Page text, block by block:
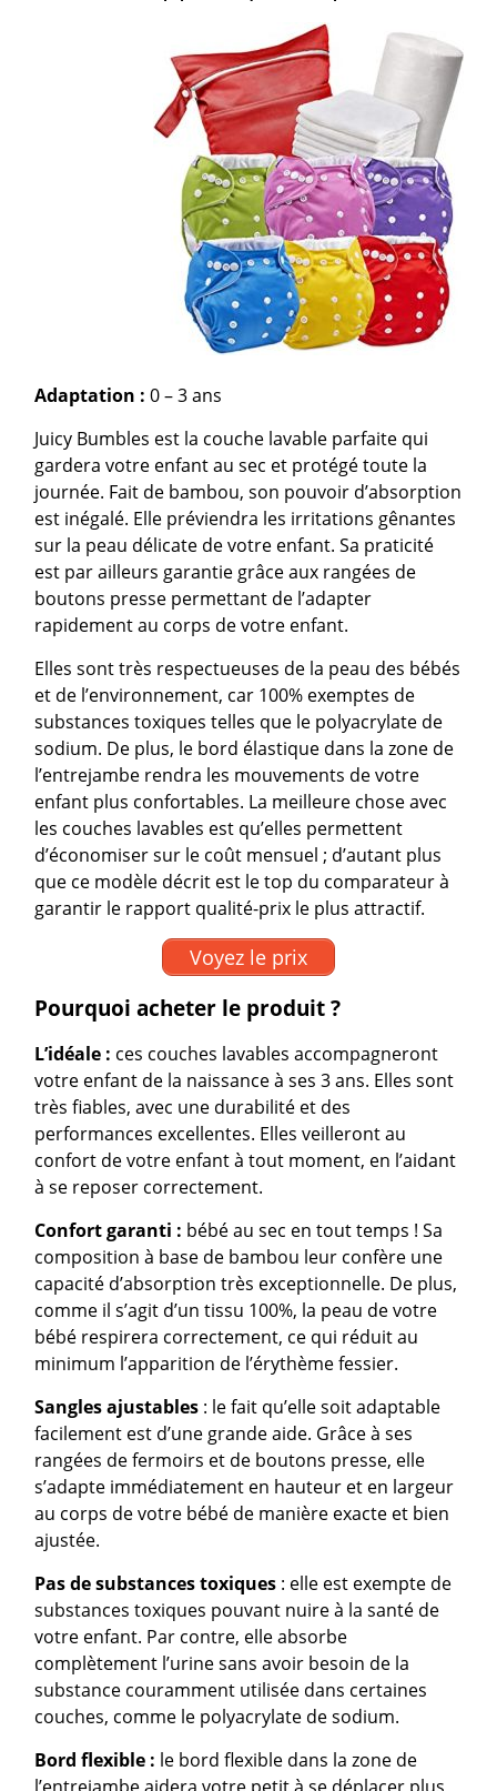
Adaptation : 0 – 3 ans
Juicy Bumbles est la couche lavable parfaite qui
gardera votre enfant au sec et protégé toute la
journée. Fait de bambou, son pouvoir d’absorption
est inégalé. Elle préviendra les irritations gênantes
sur la peau délicate de votre enfant. Sa praticité
est par ailleurs garantie grâce aux rangées de
boutons presse permettant de l’adapter
rapidement au corps de votre enfant.
Elles sont très respectueuses de la peau des bébés
et de l’environnement, car 100% exemptes de
substances toxiques telles que le polyacrylate de
sodium. De plus, le bord élastique dans la zone de
l’entrejambe rendra les mouvements de votre
enfant plus confortables. La meilleure chose avec
les couches lavables est qu’elles permettent
d’économiser sur le coût mensuel ; d’autant plus
que ce modèle décrit est le top du comparateur à
garantir le rapport qualité-prix le plus attractif.
Voyez le prix
Pourquoi acheter le produit ?
L’idéale : ces couches lavables accompagneront
votre enfant de la naissance à ses 3 ans. Elles sont
très fiables, avec une durabilité et des
performances excellentes. Elles veilleront au
confort de votre enfant à tout moment, en l’aidant
à se reposer correctement.
Confort garanti : bébé au sec en tout temps ! Sa
composition à base de bambou leur confère une
capacité d’absorption très exceptionnelle. De plus,
comme il s’agit d’un tissu 100%, la peau de votre
bébé respirera correctement, ce qui réduit au
minimum l’apparition de l’érythème fessier.
Sangles ajustables : le fait qu’elle soit adaptable
facilement est d’une grande aide. Grâce à ses
rangées de fermoirs et de boutons presse, elle
s’adapte immédiatement en hauteur et en largeur
au corps de votre bébé de manière exacte et bien
ajustée.
Pas de substances toxiques : elle est exempte de
substances toxiques pouvant nuire à la santé de
votre enfant. Par contre, elle absorbe
complètement l’urine sans avoir besoin de la
substance couramment utilisée dans certaines
couches, comme le polyacrylate de sodium.
Bord flexible : le bord flexible dans la zone de